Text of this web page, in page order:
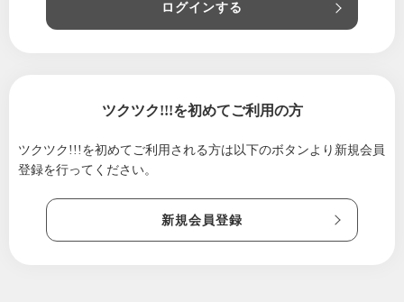
定期便をご注文の皆さまへ｜HYDRAL YOGA
しばらく出荷をお休みします｜HYDRAL YOG
2025/06/09 祝８周年を迎えるスペシャルなお知らせ｜HY
お茶で季節を感じて｜HYDRAL YOGA TEA
ログインする
ツクツク!!!を初めてご利用の方
ツクツク!!!を初めてご利用される方は 以下のボタンより新規会員
登録を行ってください。
新規会員登録